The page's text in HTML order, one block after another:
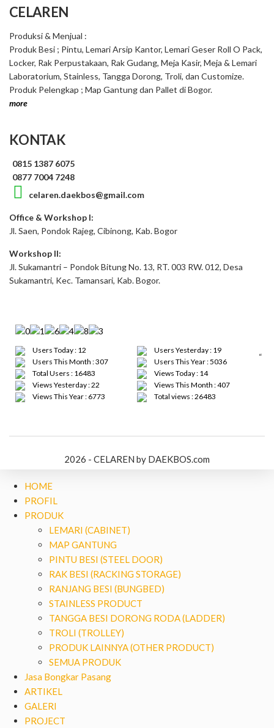
CELAREN
Produksi & Menjual :
Produk Besi ; Pintu, Lemari Arsip Kantor, Lemari Geser Roll O Pack,
Locker, Rak Perpustakaan, Rak Gudang, Meja Kasir, Meja & Lemari
Laboratorium, Stainless, Tangga Dorong, Troli, dan Customize.
Produk Pelengkap ; Map Gantung dan Pallet di Bogor.
more
KONTAK
0815 1387 6075
0877 7004 7248
celaren.daekbos@gmail.com
Office & Workshop I:
Jl. Saen, Pondok Rajeg, Cibinong, Kab. Bogor
Workshop II:
Jl. Sukamantri – Pondok Bitung No. 13, RT. 003 RW. 012, Desa
Sukamantri, Kec. Tamansari, Kab. Bogor.
Users Today : 12
Users Yesterday : 19
Users This Month : 307
Users This Year : 5036
Total Users : 16483
Views Today : 14
Views Yesterday : 22
Views This Month : 407
Views This Year : 6773
Total views : 26483
“
2026 - CELAREN by DAEKBOS.com
HOME
PROFIL
PRODUK
LEMARI (CABINET)
MAP GANTUNG
PINTU BESI (STEEL DOOR)
RAK BESI (RACKING STORAGE)
RANJANG BESI (BUNGBED)
STAINLESS PRODUCT
TANGGA BESI DORONG RODA (LADDER)
TROLI (TROLLEY)
PRODUK LAINNYA (OTHER PRODUCT)
SEMUA PRODUK
Jasa Bongkar Pasang
ARTIKEL
GALERI
PROJECT